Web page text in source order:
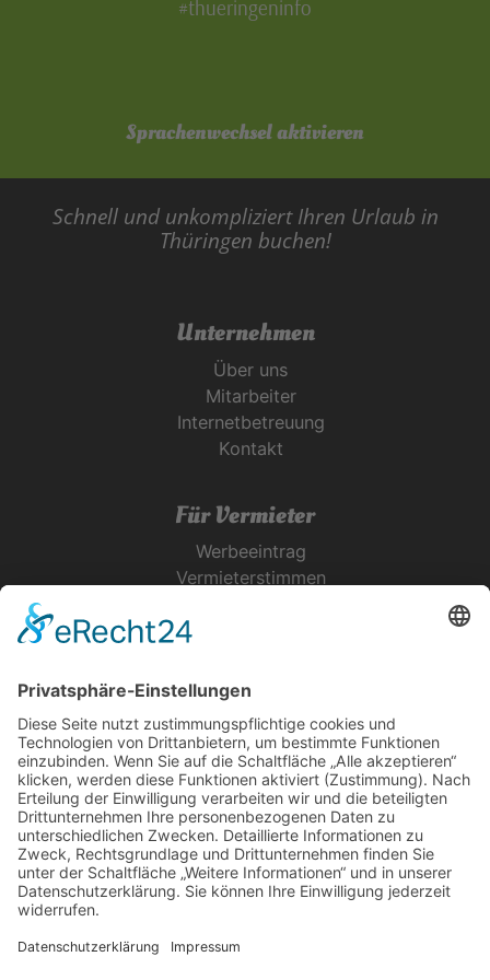
#thueringeninfo
Sprachenwechsel aktivieren
Schnell und unkompliziert Ihren Urlaub in
Thüringen buchen!
Unternehmen
Über uns
Mitarbeiter
Internetbetreuung
Kontakt
Für Vermieter
Werbeeintrag
Vermieterstimmen
Urlaubsservice
Bücher, Karten & CD's
Ihre Anreise
Wetter
Links
Nutzungsbedingungen
Datenschutz